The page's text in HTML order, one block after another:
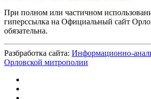
При полном или частичном
гиперссылка на Официальный сайт
обязательна.
Разбработка сайта: Информационно-
Орловской митрополии